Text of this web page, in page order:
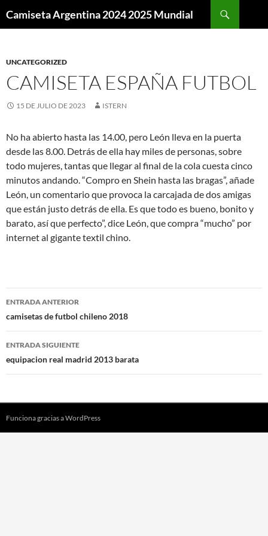
Camiseta Argentina 2024 2025 Mundial
UNCATEGORIZED
CAMISETA ESPAÑA FUTBOL
15 DE JULIO DE 2023 ISTERN
No ha abierto hasta las 14.00, pero León lleva en la puerta
desde las 8.00. Detrás de ella hay miles de personas, sobre
todo mujeres, tantas que llegar al final de la cola cuesta cinco
minutos andando. “Compro en Shein hasta las bragas”, añade
León, un comentario que provoca la carcajada de dos amigas
que están justo detrás de ella. Es que todo es bueno, bonito y
barato, así que perfecto”, dice León, que compra “mucho” por
internet al gigante textil chino.
Navegación
de
entradas
ENTRADA ANTERIOR
camisetas de futbol chileno 2018
ENTRADA SIGUIENTE
equipacion real madrid 2013 barata
Funciona gracias a WordPress